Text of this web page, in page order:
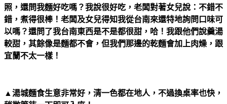
照，還問我麵好吃嗎？我說很好吃，老闆對著女兒說：不錯不
錯，煮得很棒！老闆及女兒得知我從台南來還特地詢問口味可
以嗎？還問了我台南東西是不是都很甜，哈！我跟他們說羹湯
較甜，其餘像是麵都不會，但我們那邊的乾麵會加上肉燥，跟
宜蘭不太一樣！
▲湯城麵食生意非常好，清一色都在地人，不過換桌率也快，